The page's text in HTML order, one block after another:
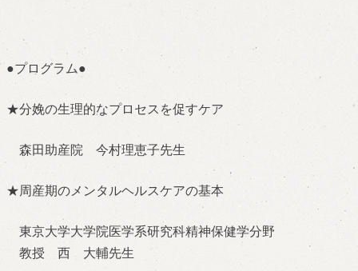
●プログラム●
★分娩の生理的なプロセスを促すケア
森田助産院 今村理恵子先生
★周産期のメンタルヘルスケアの基本
東京大学大学院医学系研究科精神保健学分野
教授 西 大輔先生